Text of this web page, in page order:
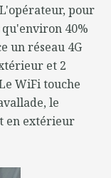
pour
40%
un réseau 4G
et 2
WiFi touche
le
en extérieur